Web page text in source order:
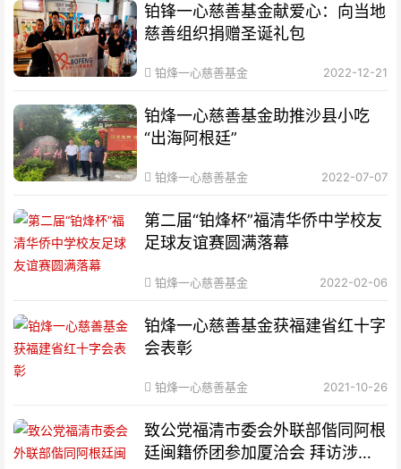
铂锋一心慈善基金献爱心：向当地
慈善组织捐赠圣诞礼包
铂烽一心慈善基金 2022-12-21
铂烽一心慈善基金助推沙县小吃
“出海阿根廷”
铂烽一心慈善基金 2022-07-07
第二届“铂烽杯”福清华侨中学校友
足球友谊赛圆满落幕
铂烽一心慈善基金 2022-02-06
铂烽一心慈善基金获福建省红十字
会表彰
铂烽一心慈善基金 2021-10-26
致公党福清市委会外联部偕同阿根
廷闽籍侨团参加厦洽会 拜访涉侨